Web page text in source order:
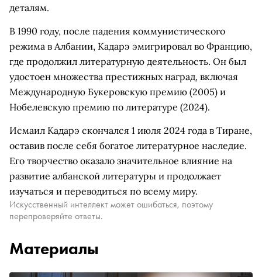
деталям.
В 1990 году, после падения коммунистического
режима в Албании, Кадарэ эмигрировал во Францию,
где продолжил литературную деятельность. Он был
удостоен множества престижных наград, включая
Международную Букеровскую премию (2005) и
Нобелевскую премию по литературе (2024).
Исмаил Кадарэ скончался 1 июля 2024 года в Тиране,
оставив после себя богатое литературное наследие.
Его творчество оказало значительное влияние на
развитие албанской литературы и продолжает
изучаться и переводиться по всему миру.
Искусственный интеллект может ошибаться, поэтому
перепроверяйте ответы.
Материалы